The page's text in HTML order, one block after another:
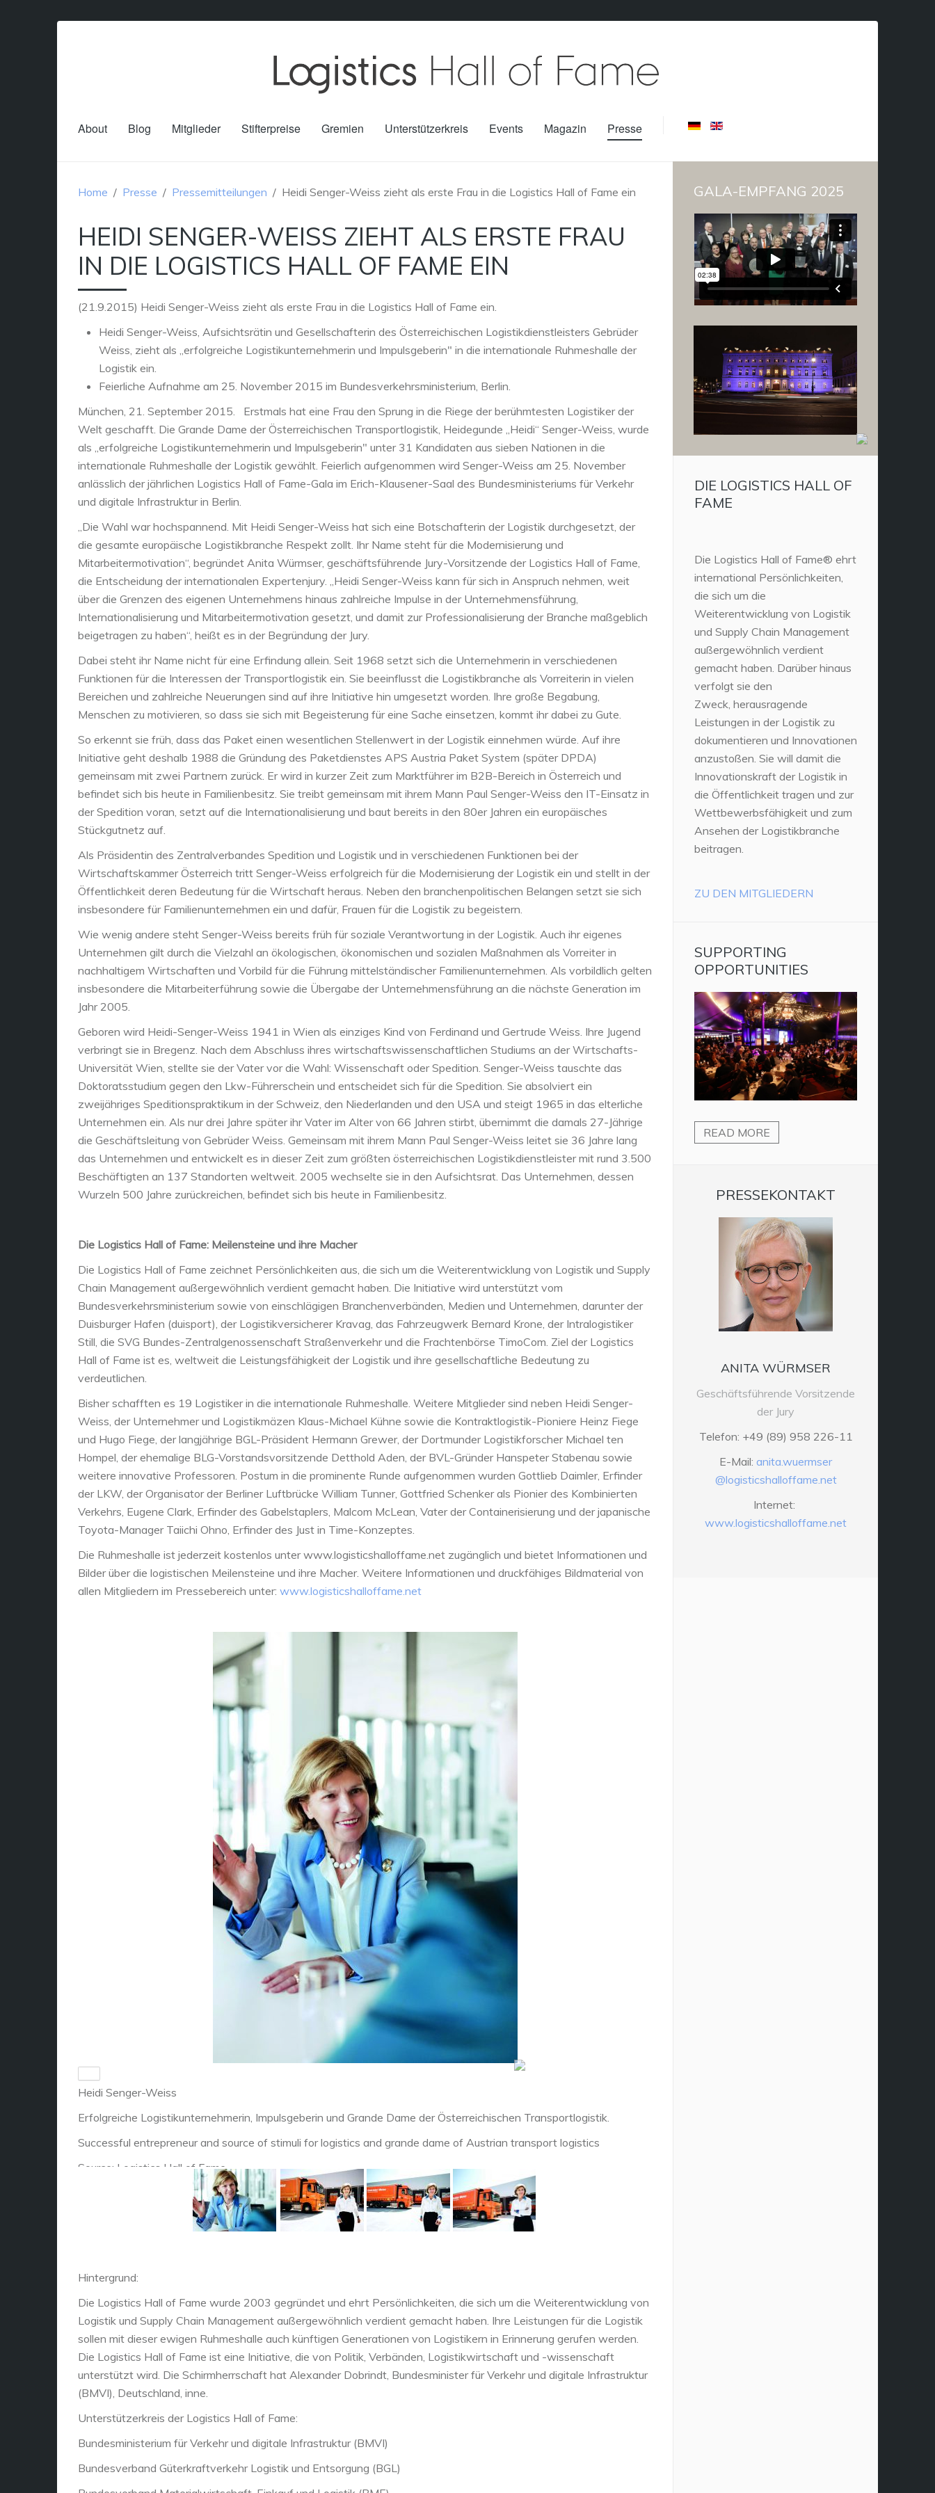
About Blog Mitglieder Stifterpreise Gremien Unterstützerkreis Events Magazin Presse
Home Presse Pressemitteilungen Heidi Senger-Weiss zieht als erste Frau in die Logistics Hall of Fame ein
HEIDI SENGER-WEISS ZIEHT ALS ERSTE FRAU
IN DIE LOGISTICS HALL OF FAME EIN
(21.9.2015) Heidi Senger-Weiss zieht als erste Frau in die Logistics Hall of Fame ein.
Heidi Senger-Weiss, Aufsichtsrätin und Gesellschafterin des Österreichischen Logistikdienstleisters Gebrüder
Weiss, zieht als „erfolgreiche Logistikunternehmerin und Impulsgeberin" in die internationale Ruhmeshalle der
Logistik ein.
Feierliche Aufnahme am 25. November 2015 im Bundesverkehrsministerium, Berlin.
München, 21. September 2015. Erstmals hat eine Frau den Sprung in die Riege der berühmtesten Logistiker der
Welt geschafft. Die Grande Dame der Österreichischen Transportlogistik, Heidegunde „Heidi“ Senger-Weiss, wurde
als „erfolgreiche Logistikunternehmerin und Impulsgeberin" unter 31 Kandidaten aus sieben Nationen in die
internationale Ruhmeshalle der Logistik gewählt. Feierlich aufgenommen wird Senger-Weiss am 25. November
anlässlich der jährlichen Logistics Hall of Fame-Gala im Erich-Klausener-Saal des Bundesministeriums für Verkehr
und digitale Infrastruktur in Berlin.
„Die Wahl war hochspannend. Mit Heidi Senger-Weiss hat sich eine Botschafterin der Logistik durchgesetzt, der
die gesamte europäische Logistikbranche Respekt zollt. Ihr Name steht für die Modernisierung und
Mitarbeitermotivation“, begründet Anita Würmser, geschäftsführende Jury-Vorsitzende der Logistics Hall of Fame,
die Entscheidung der internationalen Expertenjury. „Heidi Senger-Weiss kann für sich in Anspruch nehmen, weit
über die Grenzen des eigenen Unternehmens hinaus zahlreiche Impulse in der Unternehmensführung,
Internationalisierung und Mitarbeitermotivation gesetzt, und damit zur Professionalisierung der Branche maßgeblich
beigetragen zu haben“, heißt es in der Begründung der Jury.
Dabei steht ihr Name nicht für eine Erfindung allein. Seit 1968 setzt sich die Unternehmerin in verschiedenen
Funktionen für die Interessen der Transportlogistik ein. Sie beeinflusst die Logistikbranche als Vorreiterin in vielen
Bereichen und zahlreiche Neuerungen sind auf ihre Initiative hin umgesetzt worden. Ihre große Begabung,
Menschen zu motivieren, so dass sie sich mit Begeisterung für eine Sache einsetzen, kommt ihr dabei zu Gute.
So erkennt sie früh, dass das Paket einen wesentlichen Stellenwert in der Logistik einnehmen würde. Auf ihre
Initiative geht deshalb 1988 die Gründung des Paketdienstes APS Austria Paket System (später DPDA)
gemeinsam mit zwei Partnern zurück. Er wird in kurzer Zeit zum Marktführer im B2B-Bereich in Österreich und
befindet sich bis heute in Familienbesitz. Sie treibt gemeinsam mit ihrem Mann Paul Senger-Weiss den IT-Einsatz in
der Spedition voran, setzt auf die Internationalisierung und baut bereits in den 80er Jahren ein europäisches
Stückgutnetz auf.
Als Präsidentin des Zentralverbandes Spedition und Logistik und in verschiedenen Funktionen bei der
Wirtschaftskammer Österreich tritt Senger-Weiss erfolgreich für die Modernisierung der Logistik ein und stellt in der
Öffentlichkeit deren Bedeutung für die Wirtschaft heraus. Neben den branchenpolitischen Belangen setzt sie sich
insbesondere für Familienunternehmen ein und dafür, Frauen für die Logistik zu begeistern.
Wie wenig andere steht Senger-Weiss bereits früh für soziale Verantwortung in der Logistik. Auch ihr eigenes
Unternehmen gilt durch die Vielzahl an ökologischen, ökonomischen und sozialen Maßnahmen als Vorreiter in
nachhaltigem Wirtschaften und Vorbild für die Führung mittelständischer Familienunternehmen. Als vorbildlich gelten
insbesondere die Mitarbeiterführung sowie die Übergabe der Unternehmensführung an die nächste Generation im
Jahr 2005.
Geboren wird Heidi-Senger-Weiss 1941 in Wien als einziges Kind von Ferdinand und Gertrude Weiss. Ihre Jugend
verbringt sie in Bregenz. Nach dem Abschluss ihres wirtschaftswissenschaftlichen Studiums an der Wirtschafts-
Universität Wien, stellte sie der Vater vor die Wahl: Wissenschaft oder Spedition. Senger-Weiss tauschte das
Doktoratsstudium gegen den Lkw-Führerschein und entscheidet sich für die Spedition. Sie absolviert ein
zweijähriges Speditionspraktikum in der Schweiz, den Niederlanden und den USA und steigt 1965 in das elterliche
Unternehmen ein. Als nur drei Jahre später ihr Vater im Alter von 66 Jahren stirbt, übernimmt die damals 27-Jährige
die Geschäftsleitung von Gebrüder Weiss. Gemeinsam mit ihrem Mann Paul Senger-Weiss leitet sie 36 Jahre lang
das Unternehmen und entwickelt es in dieser Zeit zum größten österreichischen Logistikdienstleister mit rund 3.500
Beschäftigten an 137 Standorten weltweit. 2005 wechselte sie in den Aufsichtsrat. Das Unternehmen, dessen
Wurzeln 500 Jahre zurückreichen, befindet sich bis heute in Familienbesitz.
Die Logistics Hall of Fame: Meilensteine und ihre Macher
Die Logistics Hall of Fame zeichnet Persönlichkeiten aus, die sich um die Weiterentwicklung von Logistik und Supply
Chain Management außergewöhnlich verdient gemacht haben. Die Initiative wird unterstützt vom
Bundesverkehrsministerium sowie von einschlägigen Branchenverbänden, Medien und Unternehmen, darunter der
Duisburger Hafen (duisport), der Logistikversicherer Kravag, das Fahrzeugwerk Bernard Krone, der Intralogistiker
Still, die SVG Bundes-Zentralgenossenschaft Straßenverkehr und die Frachtenbörse TimoCom. Ziel der Logistics
Hall of Fame ist es, weltweit die Leistungsfähigkeit der Logistik und ihre gesellschaftliche Bedeutung zu
verdeutlichen.
Bisher schafften es 19 Logistiker in die internationale Ruhmeshalle. Weitere Mitglieder sind neben Heidi Senger-
Weiss, der Unternehmer und Logistikmäzen Klaus-Michael Kühne sowie die Kontraktlogistik-Pioniere Heinz Fiege
und Hugo Fiege, der langjährige BGL-Präsident Hermann Grewer, der Dortmunder Logistikforscher Michael ten
Hompel, der ehemalige BLG-Vorstandsvorsitzende Detthold Aden, der BVL-Gründer Hanspeter Stabenau sowie
weitere innovative Professoren. Postum in die prominente Runde aufgenommen wurden Gottlieb Daimler, Erfinder
der LKW, der Organisator der Berliner Luftbrücke William Tunner, Gottfried Schenker als Pionier des Kombinierten
Verkehrs, Eugene Clark, Erfinder des Gabelstaplers, Malcom McLean, Vater der Containerisierung und der japanische
Toyota-Manager Taiichi Ohno, Erfinder des Just in Time-Konzeptes.
Die Ruhmeshalle ist jederzeit kostenlos unter www.logisticshalloffame.net zugänglich und bietet Informationen und
Bilder über die logistischen Meilensteine und ihre Macher. Weitere Informationen und druckfähiges Bildmaterial von
allen Mitgliedern im Pressebereich unter: www.logisticshalloffame.net
Heidi Senger-Weiss
Erfolgreiche Logistikunternehmerin, Impulsgeberin und Grande Dame der Österreichischen Transportlogistik.
Successful entrepreneur and source of stimuli for logistics and grande dame of Austrian transport logistics
Source: Logistics Hall of Fame
Hintergrund:
Die Logistics Hall of Fame wurde 2003 gegründet und ehrt Persönlichkeiten, die sich um die Weiterentwicklung von
Logistik und Supply Chain Management außergewöhnlich verdient gemacht haben. Ihre Leistungen für die Logistik
sollen mit dieser ewigen Ruhmeshalle auch künftigen Generationen von Logistikern in Erinnerung gerufen werden.
Die Logistics Hall of Fame ist eine Initiative, die von Politik, Verbänden, Logistikwirtschaft und -wissenschaft
unterstützt wird. Die Schirmherrschaft hat Alexander Dobrindt, Bundesminister für Verkehr und digitale Infrastruktur
(BMVI), Deutschland, inne.
Unterstützerkreis der Logistics Hall of Fame:
Bundesministerium für Verkehr und digitale Infrastruktur (BMVI)
Bundesverband Güterkraftverkehr Logistik und Entsorgung (BGL)
GALA-EMPFANG 2025
DIE LOGISTICS HALL OF
FAME
Die Logistics Hall of Fame® ehrt
international Persönlichkeiten,
die sich um die
Weiterentwicklung von Logistik
und Supply Chain Management
außergewöhnlich verdient
gemacht haben. Darüber hinaus
verfolgt sie den
Zweck, herausragende
Leistungen in der Logistik zu
dokumentieren und Innovationen
anzustoßen. Sie will damit die
Innovationskraft der Logistik in
die Öffentlichkeit tragen und zur
Wettbewerbsfähigkeit und zum
Ansehen der Logistikbranche
beitragen.
ZU DEN MITGLIEDERN
SUPPORTING
OPPORTUNITIES
READ MORE
PRESSEKONTAKT
ANITA WÜRMSER
Geschäftsführende Vorsitzende
der Jury
Telefon: +49 (89) 958 226-11
E-Mail: anita.wuermser
@logisticshalloffame.net
Internet:
www.logisticshalloffame.net